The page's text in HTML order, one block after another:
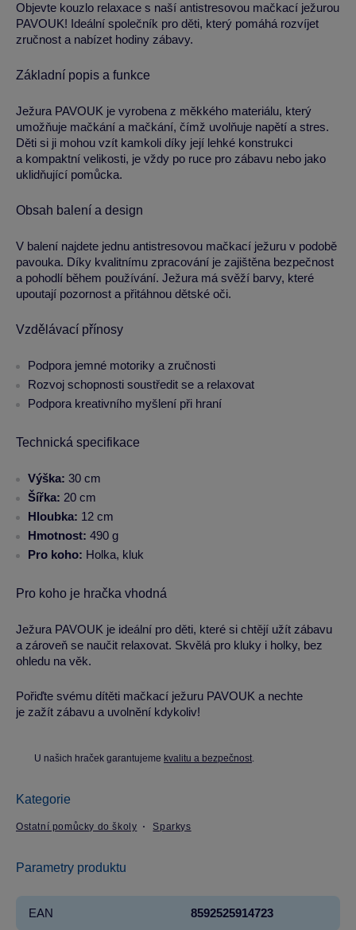
Objevte kouzlo relaxace s naší antistresovou mačkací ježurou
PAVOUK! Ideální společník pro děti, který pomáhá rozvíjet
zručnost a nabízet hodiny zábavy.
Základní popis a funkce
Ježura PAVOUK je vyrobena z měkkého materiálu, který
umožňuje mačkání a mačkání, čímž uvolňuje napětí a stres.
Děti si ji mohou vzít kamkoli díky její lehké konstrukci
a kompaktní velikosti, je vždy po ruce pro zábavu nebo jako
uklidňující pomůcka.
Obsah balení a design
V balení najdete jednu antistresovou mačkací ježuru v podobě
pavouka. Díky kvalitnímu zpracování je zajištěna bezpečnost
a pohodlí během používání. Ježura má svěží barvy, které
upoutají pozornost a přitáhnou dětské oči.
Vzdělávací přínosy
Podpora jemné motoriky a zručnosti
Rozvoj schopnosti soustředit se a relaxovat
Podpora kreativního myšlení při hraní
Technická specifikace
Výška: 30 cm
Šířka: 20 cm
Hloubka: 12 cm
Hmotnost: 490 g
Pro koho: Holka, kluk
Pro koho je hračka vhodná
Ježura PAVOUK je ideální pro děti, které si chtějí užít zábavu
a zároveň se naučit relaxovat. Skvělá pro kluky i holky, bez
ohledu na věk.
Pořiďte svému dítěti mačkací ježuru PAVOUK a nechte
je zažít zábavu a uvolnění kdykoliv!
U našich hraček garantujeme kvalitu a bezpečnost.
Kategorie
Ostatní pomůcky do školy Sparkys
Parametry produktu
EAN 8592525914723